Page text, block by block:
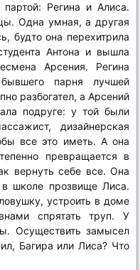
Регина и Алиса.
Одна умная, а другая
будто она перехитрила
Антона и вышла
Арсения. Регина
парня лучшей
разбогател, а Арсений
подруге: у той были
дизайнерская
все это иметь. А она
превращается в
вернуть себе все. Она
школе прозвище Лиса.
устроить в доме
спрятать труп. У
Осуществить замысел
Багира или Лиса? Что